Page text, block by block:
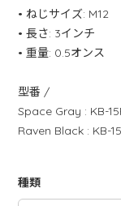
• ねじサイズ: M12
• 長さ: 3インチ
• 重量: 0.5オンス
型番 /
Space Gray : KB-
Raven Black : KB-
種類